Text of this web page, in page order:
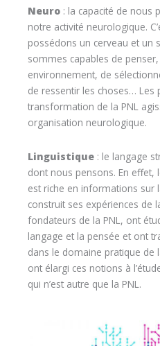
Neuro : la capacité de nous
notre activité neurologique.
possédons un cerveau et un
sommes capables de
environnement, de
de ressentir les choses… Les
transformation de la PNL
organisation neurologique.
Linguistique : le langage
dont nous pensons. En effet,
est riche en informations sur
construit ses expériences de
fondateurs de la PNL, ont
langage et la pensée et ont
dans le domaine pratique de
ont élargi ces notions à
qui n’est autre que la PNL.